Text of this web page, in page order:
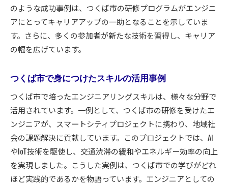
のような成功事例は、つくば市の研修プログラムがエンジニ
アにとってキャリアアップの一助となることを示していま
す。さらに、多くの参加者が新たな技術を習得し、キャリア
の幅を広げています。
つくば市で身につけたスキルの活用事例
つくば市で培ったエンジニアリングスキルは、様々な分野で
活用されています。一例として、つくば市の研修を受けたエ
ンジニアが、スマートシティプロジェクトに携わり、地域社
会の課題解決に貢献しています。このプロジェクトでは、AI
やIoT技術を駆使し、交通渋滞の緩和やエネルギー効率の向上
を実現しました。こうした実例は、つくば市での学びがどれ
ほど実践的であるかを物語っています。エンジニアとしての